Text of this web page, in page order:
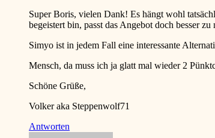
Super Boris, vielen Dank! Es hängt wohl
begeistert bin, passt das Angebot doch besser
Simyo ist in jedem Fall eine interessante
Mensch, da muss ich ja glatt mal wieder 2
Schöne Grüße,
Volker aka Steppenwolf71
Antworten